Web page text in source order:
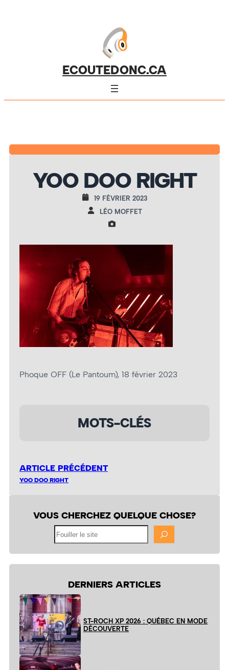
ECOUTEDONC.CA
YOO DOO RIGHT
19 FÉVRIER 2023
LÉO MOFFET
Phoque OFF (Le Pantoum), 18 février 2023
MOTS-CLÉS
ARTICLE PRÉCÉDENT
YOO DOO RIGHT
VOUS CHERCHEZ QUELQUE CHOSE?
DERNIERS ARTICLES
ST-ROCH XP 2026 : QUÉBEC EN MODE
DÉCOUVERTE